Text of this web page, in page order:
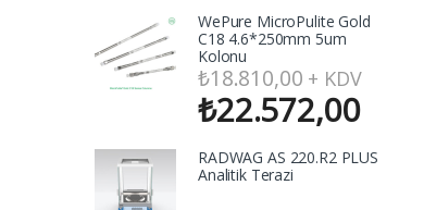
WePure MicroPulite Gold
C18 4.6*250mm 5um
Kolonu
₺18.810,00 + KDV
₺22.572,00
RADWAG AS 220.R2 PLUS
Analitik Terazi